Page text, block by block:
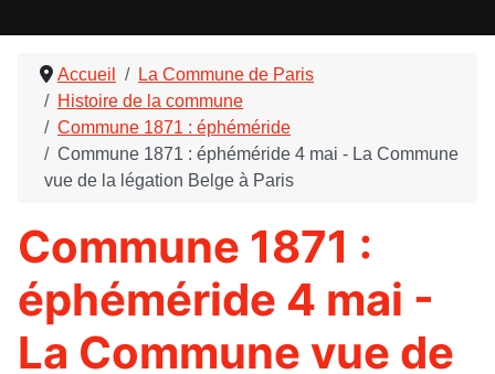
Accueil
La Commune de Paris
Histoire de la commune
Commune 1871 : éphéméride
Commune 1871 : éphéméride 4 mai - La Commune
vue de la légation Belge à Paris
Commune 1871 :
éphéméride 4 mai -
La Commune vue de